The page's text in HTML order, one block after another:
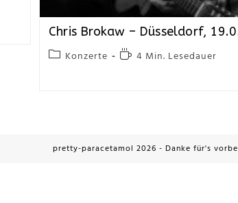
Chris Brokaw – Düsseldorf,
Konzerte 4 Min. Lesedauer
pretty-paracetamol 2026 - Danke für's